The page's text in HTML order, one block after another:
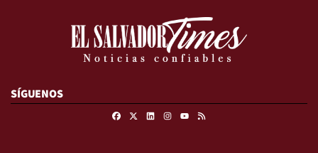
SÍGUENOS
FacebookLinkedinInstagram